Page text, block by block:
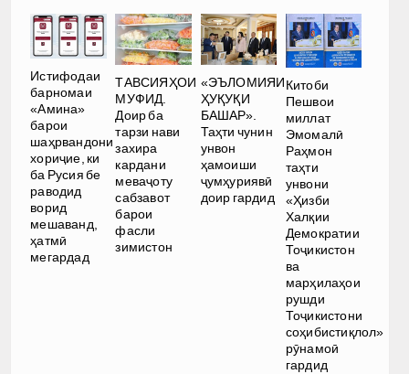
Истифодаи
барномаи
«Амина»
барои
шаҳрвандони
хориҷие, ки
ба Русия бе
раводид
ворид
мешаванд,
ҳатмӣ
мегардад
ТАВСИЯҲОИ
МУФИД.
Доир ба
тарзи нави
захира
кардани
меваҷоту
сабзавот
барои
фасли
зимистон
«ЭЪЛОМИЯИ
ҲУҚУҚИ
БАШАР».
Таҳти чунин
унвон
ҳамоиши
ҷумҳуриявӣ
доир гардид
Китоби
Пешвои
миллат
Эмомалӣ
Раҳмон
таҳти
унвони
«Ҳизби
Халқии
Демократии
Тоҷикистон
ва
марҳилаҳои
рушди
Тоҷикистони
соҳибистиқлол»
рӯнамоӣ
гардид